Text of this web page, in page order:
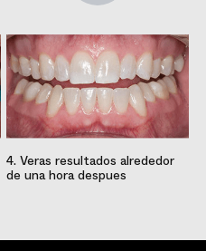
4. Veras resultados alrededor
de una hora despues